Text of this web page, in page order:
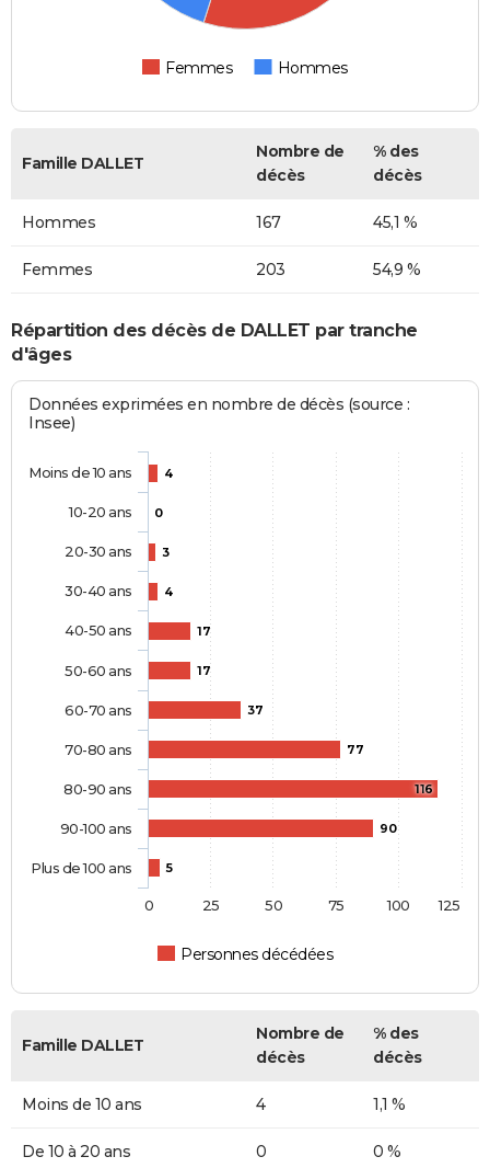
Femmes Hommes
Famille DALLET
Nombre de
décès
% des
décès
Hommes 167 45,1 %
Femmes 203 54,9 %
Répartition des décès de DALLET par tranche
d'âges
Données exprimées en nombre de décès (source :
Insee)
4
0
3
4
17
17
37
77
116
90
5
Personnes décédées
Moins de 10 ans
10-20 ans
20-30 ans
30-40 ans
40-50 ans
50-60 ans
60-70 ans
70-80 ans
80-90 ans
90-100 ans
Plus de 100 ans
0 100
25 50 75 125
Famille DALLET
Nombre de
décès
% des
décès
Moins de 10 ans 4 1,1 %
De 10 à 20 ans 0 0 %